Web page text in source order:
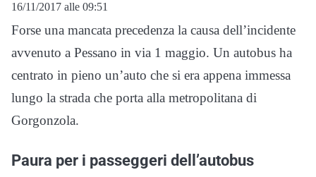
16/11/2017 alle 09:51
Forse una mancata precedenza la causa dell’incidente
avvenuto a Pessano in via 1 maggio. Un autobus ha
centrato in pieno un’auto che si era appena immessa
lungo la strada che porta alla metropolitana di
Gorgonzola.
Paura per i passeggeri dell’autobus